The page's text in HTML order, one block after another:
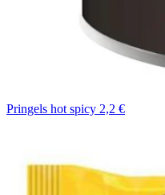
Pringels hot spicy 2,2 €